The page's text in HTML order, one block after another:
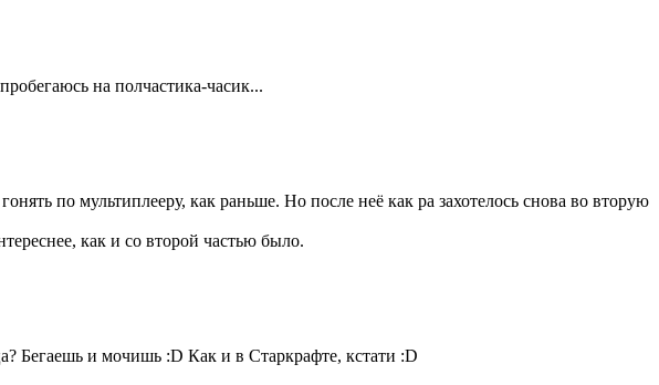
на полчастика-часик...
по мультиплееру, как раньше. Но после неё как ра захотелось снова во вторую
как и со второй частью было.
Бегаешь и мочишь :D Как и в Старкрафте, кстати :D